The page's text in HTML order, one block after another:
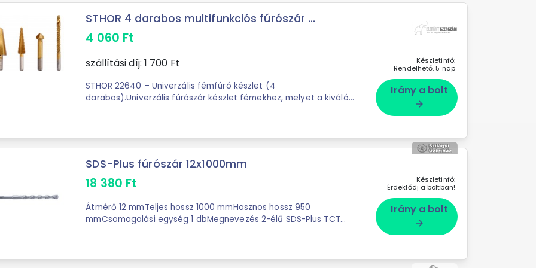
STHOR 4 darabos multifunkciós fúrószár ...
4 060 Ft
szállítási díj: 1 700 Ft
STHOR 22640 – Univerzális fémfúró készlet (4
darabos).Univerzális fúrószár készlet fémekhez, melyet a kiváló
Készletinfó:
Rendelhető, 5 nap
Irány a bolt
arrow_forward
SDS-Plus fúrószár 12x1000mm
18 380 Ft
Átmérő 12 mmTeljes hossz 1000 mmHasznos hossz 950
mmCsomagolási egység 1 dbMegnevezés 2-élű SDS-Plus TCT
Készletinfó:
Érdeklődj a boltban!
Irány a bolt
arrow_forward